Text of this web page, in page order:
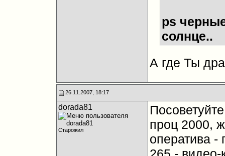
ps
солнце..
А где Ты
26.11.2007, 18:17
dorada81
Старожил
проц 2000,
оператива -